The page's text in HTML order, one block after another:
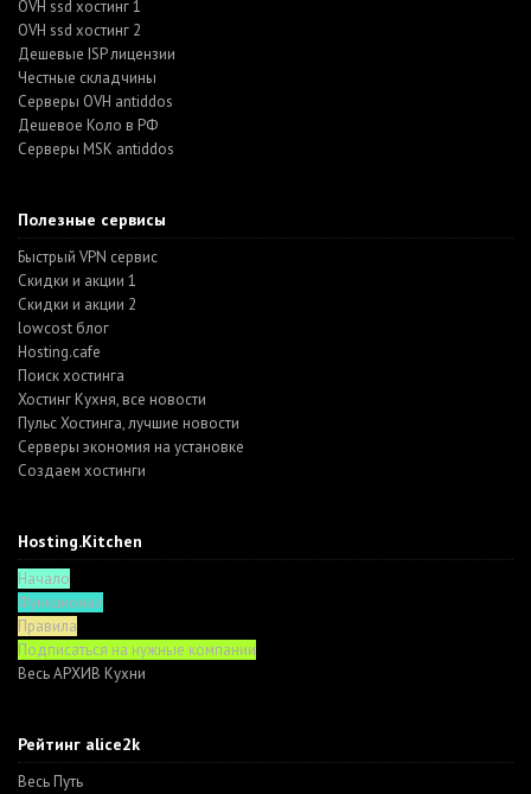
OVH ssd хостинг 1
OVH ssd хостинг 2
Дешевые ISP лицензии
Честные складчины
Серверы OVH antiddos
Дешевое Коло в РФ
Серверы MSK antiddos
Полезные сервисы
Быстрый VPN сервис
Скидки и акции 1
Скидки и акции 2
lowcost блог
Hosting.cafe
Поиск хостинга
Хостинг Кухня, все новости
Пульс Хостинга, лучшие новости
Серверы экономия на установке
Создаем хостинги
Hosting.Kitchen
Начало
Функционал
Правила
Подписаться на нужные компании
Весь АРХИВ Кухни
Рейтинг alice2k
Весь Путь